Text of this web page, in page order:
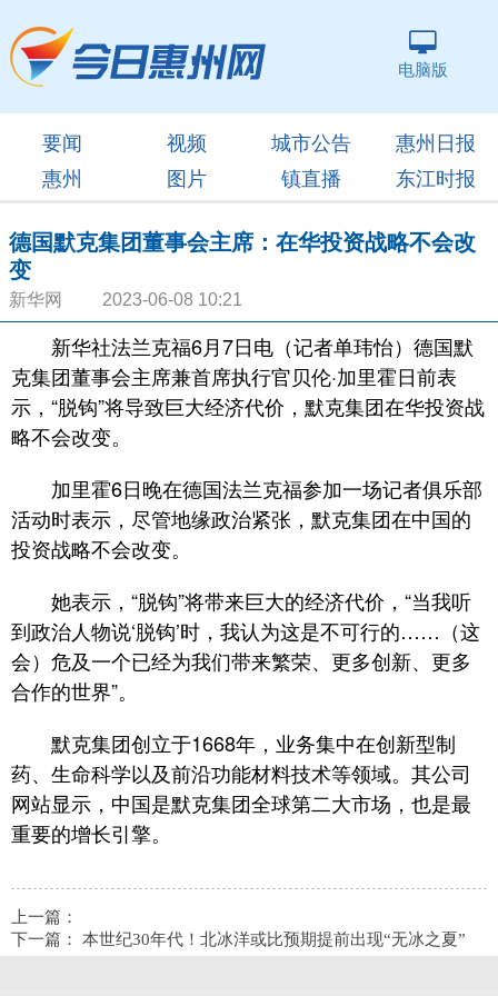
电脑版
要闻 视频 城市公告
惠州日报
惠州
图片 镇直播 东江时报
德国默克集团董事会主席：在华投资战略不会改
变
新华网 2023-06-08 10:21
新华社法兰克福6月7日电（记者单玮怡）德国默
克集团董事会主席兼首席执行官贝伦·加里霍日前表
示，“脱钩”将导致巨大经济代价，默克集团在华投资战
略不会改变。
加里霍6日晚在德国法兰克福参加一场记者俱乐部
活动时表示，尽管地缘政治紧张，默克集团在中国的
投资战略不会改变。
她表示，“脱钩”将带来巨大的经济代价，“当我听
到政治人物说‘脱钩’时，我认为这是不可行的……（这
会）危及一个已经为我们带来繁荣、更多创新、更多
合作的世界”。
默克集团创立于1668年，业务集中在创新型制
药、生命科学以及前沿功能材料技术等领域。其公司
网站显示，中国是默克集团全球第二大市场，也是最
重要的增长引擎。
上一篇：
下一篇： 本世纪30年代！北冰洋或比预期提前出现“无冰之夏”